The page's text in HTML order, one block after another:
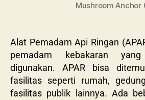
Mushroom Anchor
Alat Pemadam Api Ringan
pemadam kebakaran
digunakan. APAR bisa
fasilitas seperti rumah,
fasilitas publik lainnya. Ada